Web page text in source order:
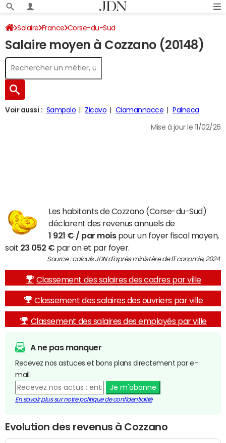
Salaire France Corse-du-Sud
Salaire moyen à Cozzano (20148)
Voir aussi : Sampolo Zicavo Ciamannacce Palneca
Mise à jour le 11/02/26
Les habitants de Cozzano (Corse-du-Sud)
déclarent des revenus annuels de
1 921 € / par moispour un foyer fiscal moyen,
soit 23 052 € par an et par foyer.
Source : calculs JDN d'après ministère de l'Economie, 2024
Classement des salaires des cadres par ville
Classement des salaires des ouvriers par ville
Classement des salaires des employés par ville
A ne pas manquer
Recevez nos astuces et bons plans directement par e-
mail.
Je m'abonne
En savoir plus sur notre politique de confidentialité
Evolution des revenus à Cozzano